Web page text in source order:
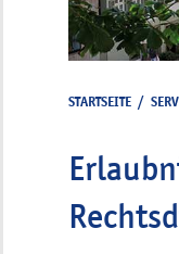
STARTSEITE /